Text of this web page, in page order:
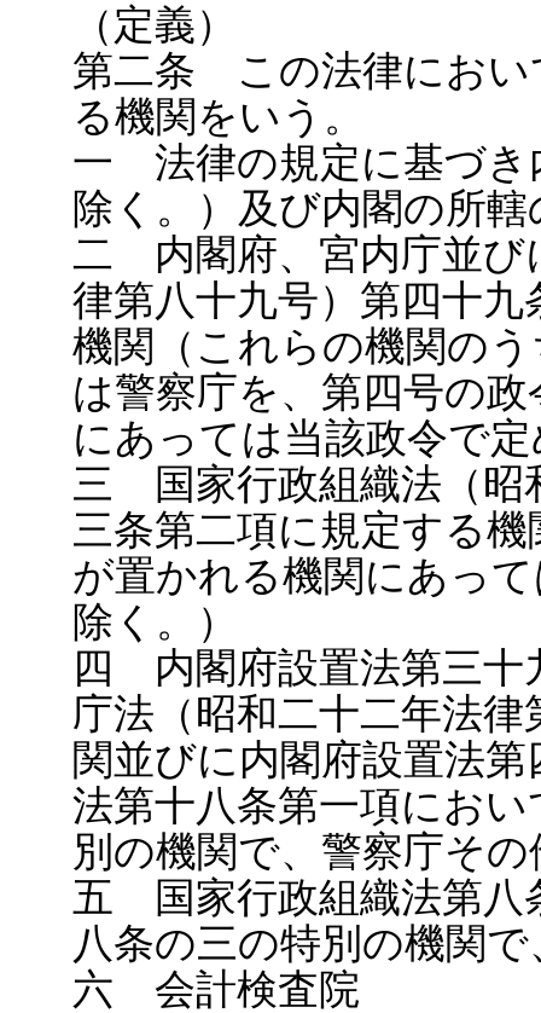
（定義）
第二条 この法律におい
る機関をいう。
一 法律の規定に基づき
除く。）及び内閣の所
二 内閣府、宮内庁並び
律第八十九号）第四十
機関（これらの機関の
は警察庁を、第四号の
にあっては当該政令で
三 国家行政組織法（昭
三条第二項に規定する
が置かれる機関にあっ
除く。）
四 内閣府設置法第三十
庁法（昭和二十二年法
関並びに内閣府設置法
法第十八条第一項にお
別の機関で、警察庁そ
五 国家行政組織法第八
八条の三の特別の機関
六 会計検査院